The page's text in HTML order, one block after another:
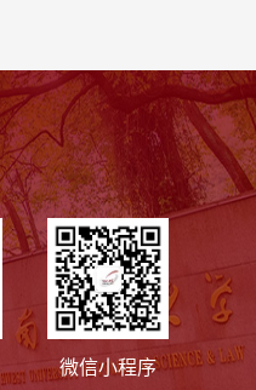
微信小程序